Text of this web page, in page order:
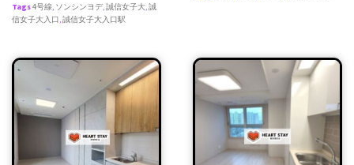
Tags4号線 ソンシンヨデ 誠信女子大 誠
信女子大入口 誠信女子大入口駅